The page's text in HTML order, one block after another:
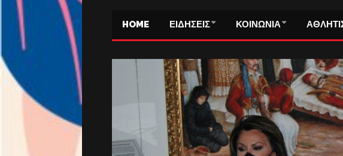
HOME ΕΙΔΗΣΕΙΣ ΚΟΙΝΩΝΙΑ